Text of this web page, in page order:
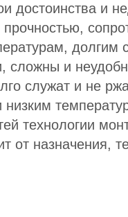
достоинства и
долгим
сложны и
служат и не
низким
технологии
от назначения,